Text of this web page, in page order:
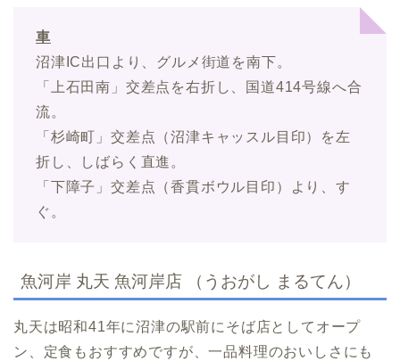
車
沼津IC出口より、グルメ街道を南下。
「上石田南」交差点を右折し、国道414号線へ合
流。
「杉崎町」交差点（沼津キャッスル目印）を左
折し、しばらく直進。
「下障子」交差点（香貫ボウル目印）より、す
ぐ。
魚河岸 丸天 魚河岸店 （うおがし まるてん）
丸天は昭和41年に沼津の駅前にそば店としてオープ
ン、定食もおすすめですが、一品料理のおいしさにも